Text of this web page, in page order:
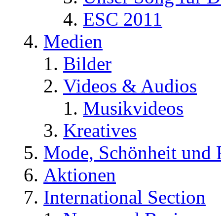
ESC 2011
Medien
Bilder
Videos & Audios
Musikvideos
Kreatives
Mode, Schönheit und
Aktionen
International Section